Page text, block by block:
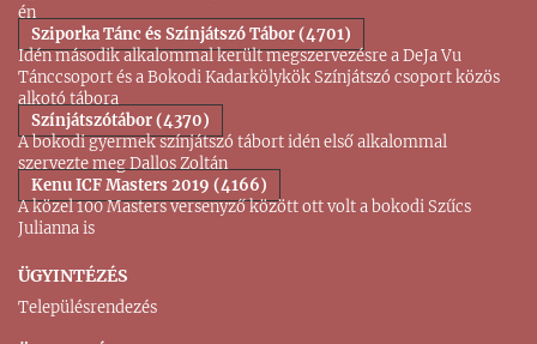
ÜGYINTÉZÉS
Településrendezés
én
Sziporka Tánc és Színjátszó Tábor (4701)
Idén második alkalommal került megszervezésre a DeJa Vu
Tánccsoport és a Bokodi Kadarkölykök Színjátszó csoport közös
alkotó tábora
Színjátszótábor (4370)
A bokodi gyermek színjátszó tábort idén első alkalommal
szervezte meg Dallos Zoltán
Kenu ICF Masters 2019 (4166)
A közel 100 Masters versenyző között ott volt a bokodi Szűcs
Julianna is